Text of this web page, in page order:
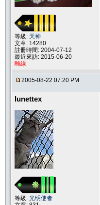
等級: 天神
文章: 14280
註冊時間: 2004-07-12
最近來訪: 2015-06-20
離線
2005-08-22 07:20 PM
lunettex
等級: 光明使者